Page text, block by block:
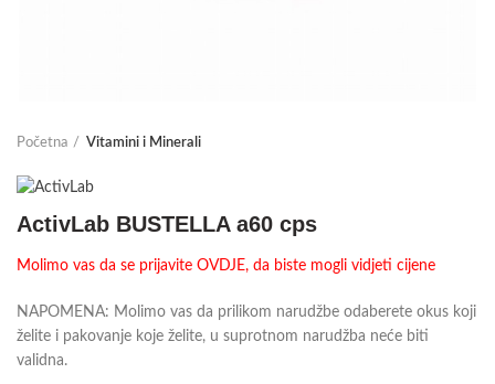
Početna Vitamini i Minerali
ActivLab BUSTELLA a60 cps
Molimo vas da se prijavite OVDJE, da biste mogli vidjeti cijene
NAPOMENA: Molimo vas da prilikom narudžbe odaberete okus koji
želite i pakovanje koje želite, u suprotnom narudžba neće biti
validna.